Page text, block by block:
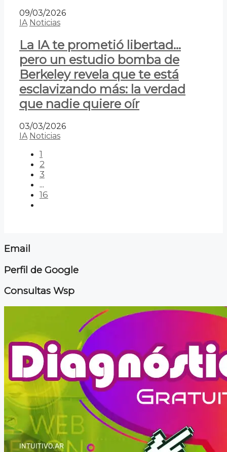
09/03/2026
IA Noticias
La IA te prometió libertad…
pero un estudio bomba de
Berkeley revela que te está
esclavizando más: la verdad
que nadie quiere oír
03/03/2026
IA Noticias
1
2
3
...
16
Email
Perfil de Google
Consultas Wsp